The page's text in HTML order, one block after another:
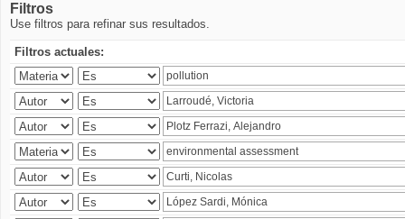
Filtros
Use filtros para refinar sus resultados.
Filtros actuales: